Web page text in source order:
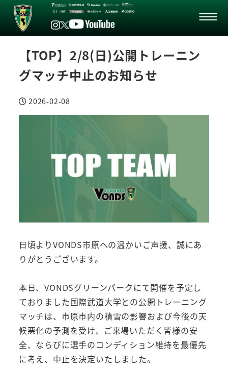
【TOP】2/8(日)公開トレーニン
グマッチ中止のお知らせ
投稿日
2026-02-08
日頃よりVONDS市原への温かいご声援、誠にあ
りがとうございます。
本日、VONDSグリーンパークにて開催を予定し
ておりました国際武道大学との公開トレーニング
マッチは、市原市内の積雪の影響および今後の天
候悪化の予測を受け、ご来場いただく皆様の安
全、ならびに選手のコンディション維持を最優先
に考え、中止を決定いたしました。